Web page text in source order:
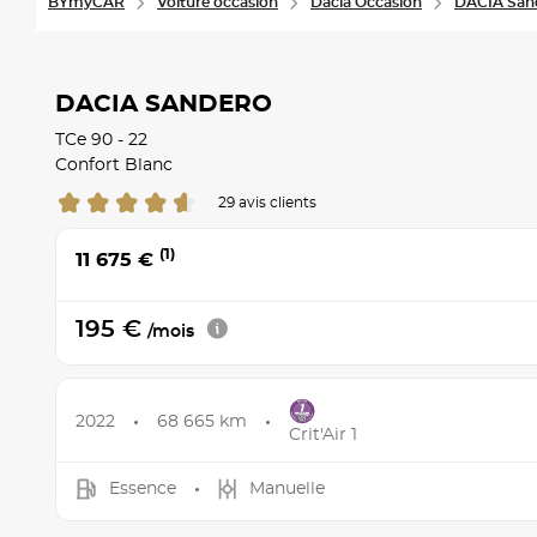
DACIA SANDERO
TCe 90 - 22
Confort Blanc
29 avis clients
11 675 € (1)
195 € /mois
2022 68 665 km
Crit'Air 1
Essence Manuelle